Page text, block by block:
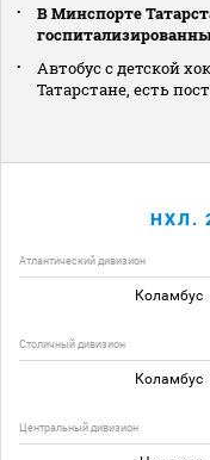
В Минспорте
Автобус с детской
Татарстане, есть
НХЛ.
Атлантический дивизион
Коламбус
Столичный дивизион
Коламбус
Центральный дивизион